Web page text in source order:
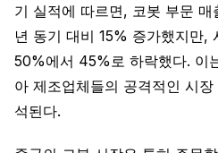
기 실적에 따르면, 코봇 부문
년 동기 대비 15% 증가했지만,
50%에서 45%로 하락했다. 이
아 제조업체들의 공격적인 시
석된다.